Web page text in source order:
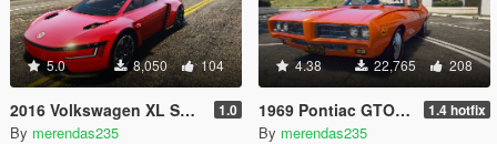
5.0 8,050 104
2016 Volkswagen XL Sport Concept [Add-On / Replace | LODs] 1.0
By merendas235
4.38 22,765 208
1969 Pontiac GTO Judge [Add-On / Replace | Tuning] 1.4 hotfix
By merendas235